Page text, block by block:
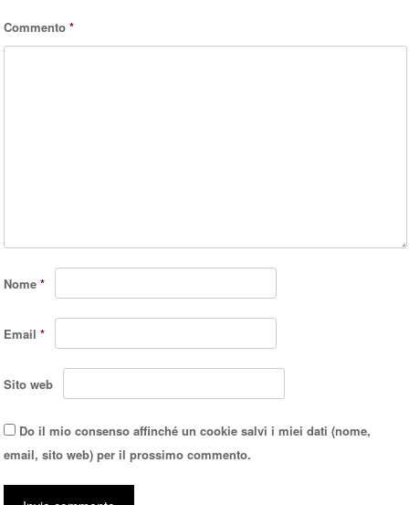
Commento*
Nome*
Email*
Sito web
Do il mio consenso affinché un cookie salvi i miei dati (nome,
email, sito web) per il prossimo commento.